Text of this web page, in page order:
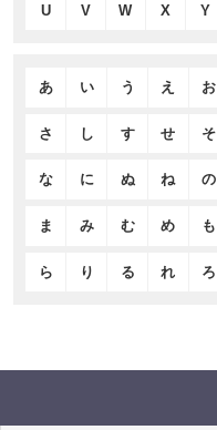
U V W X Y
あ い う え お
さ し す せ そ
な に ぬ ね の
ま み む め も
ら り る れ ろ